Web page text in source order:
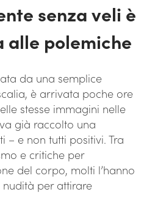
senza veli è
alle polemiche
da una semplice
è arrivata poche ore
stesse immagini nelle
già raccolto una
– e non tutti positivi. Tra
e critiche per
del corpo, molti l’hanno
per attirare